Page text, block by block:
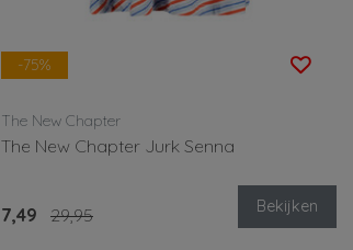
-75%
The New Chapter
The New Chapter Jurk Senna
7,49 29,95 Bekijken